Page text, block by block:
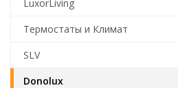
LuxorLiving
Термостаты и Климат
SLV
Donolux